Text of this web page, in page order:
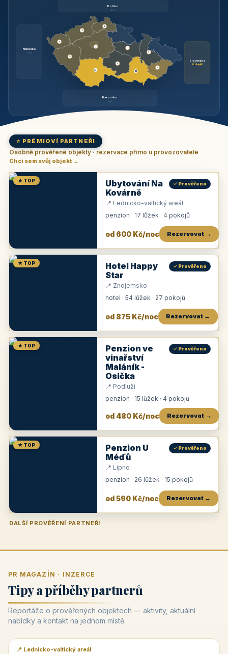
Polsko
brzy
Německo
brzy
Slovensko
6 objektů
Rakousko
brzy
3
9
3
3
3
3
1
2
11
1
6
⭐ PRÉMIOVÍ PARTNEŘI
Osobně prověřené objekty · rezervace přímo u provozovatele
Chci sem svůj objekt →
★ TOP
Ubytování Na
Kovárně
✓ Prověřeno
📍 Lednicko-valtický areál
penzion · 17 lůžek · 4 pokojů
od 600 Kč/noc Rezervovat →
★ TOP
Hotel Happy
Star
✓ Prověřeno
📍 Znojemsko
hotel · 54 lůžek · 27 pokojů
od 875 Kč/noc Rezervovat →
★ TOP
Penzion ve
vinařství
Maláník -
Osička
✓ Prověřeno
📍 Podluží
penzion · 15 lůžek · 4 pokojů
od 480 Kč/noc Rezervovat →
★ TOP
Penzion U
Méďů
✓ Prověřeno
📍 Lipno
penzion · 26 lůžek · 15 pokojů
od 590 Kč/noc Rezervovat →
DALŠÍ PROVĚŘENÍ PARTNEŘI
Penzion U Zámku Pension Faber
PR MAGAZÍN · INZERCE
Tipy a příběhy partnerů
Reportáže o prověřených objektech — aktivity, aktuální
nabídky a kontakt na jednom místě.
📰 PR článek
📍 Lednicko-valtický areál